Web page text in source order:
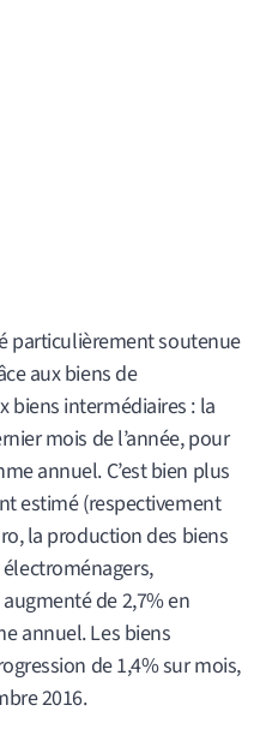
particulièrement soutenue
aux biens de
biens intermédiaires : la
mois de l’année, pour
annuel. C’est bien plus
estimé (respectivement
la production des biens
de 2,7% en
annuel. Les biens
de 1,4% sur mois,
2016.